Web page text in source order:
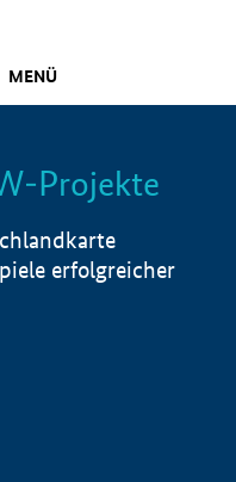
MENÜ
Info
Projekte
erfolgreicher